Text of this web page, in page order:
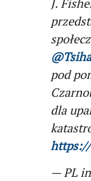
J.
pod
dla
— PL